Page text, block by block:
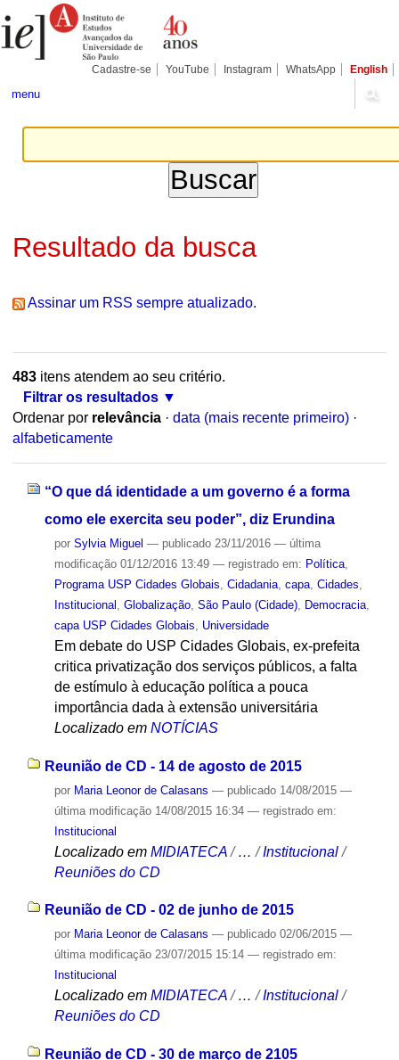
para
conteúdo.
Pessoais
Cadastre-se YouTube Instagram WhatsApp English
menu
Resultado da busca
Assinar um RSS sempre atualizado.
483itens atendem ao seu critério.
Filtrar os resultados
Ordenar por relevância · data (mais recente primeiro) ·
alfabeticamente
“O que dá identidade a um governo é a forma
como ele exercita seu poder”, diz Erundina
por Sylvia Miguel — publicado23/11/2016 — última
modificação01/12/2016 13:49 — registrado em: Política,
Programa USP Cidades Globais Cidadania, capa, Cidades
Institucional
Globalização, São Paulo (Cidade), Democracia,
capa USP Cidades Globais
Universidade
Em debate do USP Cidades Globais, ex-prefeita
critica privatização dos serviços públicos, a falta
de estímulo à educação política a pouca
importância dada à extensão universitária
Localizado em NOTÍCIAS
Reunião de CD - 14 de agosto de 2015
por Maria Leonor de Calasans — publicado14/08/2015 —
última modificação14/08/2015 16:34 — registrado em:
Institucional
Localizado em MIDIATECA /…/Institucional /
Reuniões do CD
Reunião de CD - 02 de junho de 2015
por Maria Leonor de Calasans — publicado02/06/2015 —
última modificação23/07/2015 15:14 — registrado em:
Institucional
Localizado em MIDIATECA /…/Institucional /
Reuniões do CD
Reunião de CD - 30 de março de 2105